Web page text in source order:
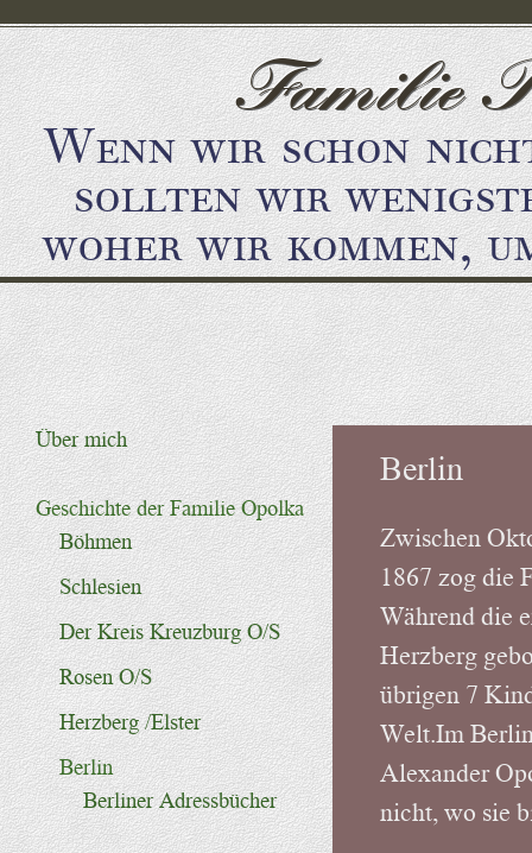
Direkt zum Inhalt
Familie
Wenn wir schon
sollten wir
woher wir kommen,
Über mich
Geschichte der Familie Opolka
Böhmen
Schlesien
Der Kreis Kreuzburg O/S
Rosen O/S
Herzberg /Elster
Berlin
Berliner Adressbücher
Berlin
Zwischen
1867 zog die
Während die
Herzberg
übrigen 7
Welt.Im
Alexander
nicht, wo sie